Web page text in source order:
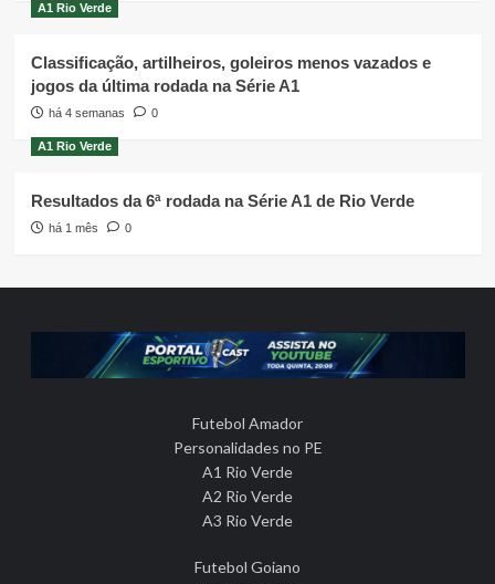
A1 Rio Verde
Classificação, artilheiros, goleiros menos vazados e
jogos da última rodada na Série A1
há 4 semanas 0
A1 Rio Verde
Resultados da 6ª rodada na Série A1 de Rio Verde
há 1 mês 0
Futebol Amador
Personalidades no PE
A1 Rio Verde
A2 Rio Verde
A3 Rio Verde
Futebol Goiano